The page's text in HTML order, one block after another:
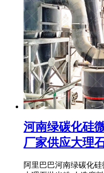
河南绿碳化硅
厂家供应大理
阿里巴巴河南绿碳化